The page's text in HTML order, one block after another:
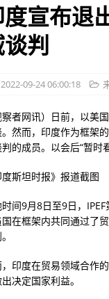
军也基本上
全球供应商
完成
公布
图)
万人
伸出您发财的小手
宣布退
判
2022-09-24 06:00:18
察者网讯）日前，以美
然而，印度作为框架
的成员。以会后“暂时
度斯坦时报》报道截图
时间9月8日至9日，
国在框架内共同通过了
印度在贸易领域合作
决定国家利益。